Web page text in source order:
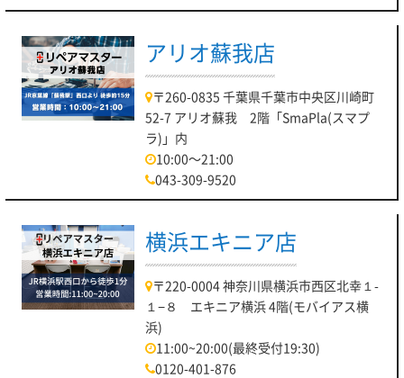
アリオ蘇我店
〒260-0835 千葉県千葉市中央区川崎町
52-7 アリオ蘇我 2階「SmaPla(スマプ
ラ)」内
10:00～21:00
043-309-9520
横浜エキニア店
〒220-0004 神奈川県横浜市西区北幸１-
１−８ エキニア横浜 4階(モバイアス横
浜)
11:00~20:00(最終受付19:30)
0120-401-876